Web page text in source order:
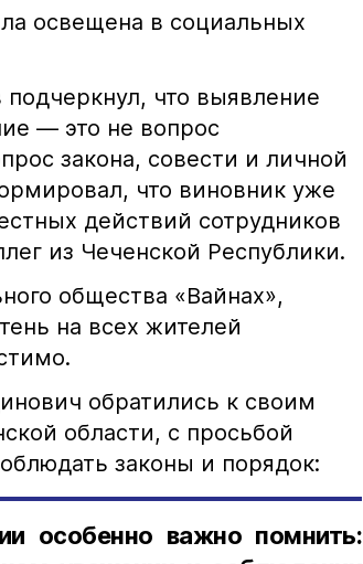
освещена в социальных
что выявление
— это не вопрос
закона, совести и личной
что виновник уже
действий сотрудников
из Чеченской Республики.
общества «Вайнах»,
на всех жителей
обратились к своим
области, с просьбой
законы и порядок:
особенно важно помнить: